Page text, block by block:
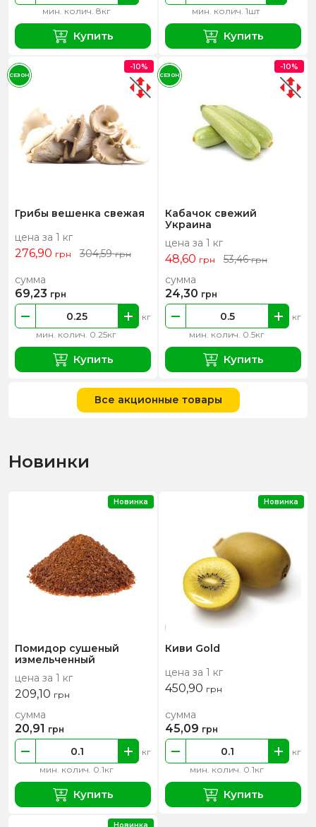
мин. колич. 8кг
Купить
мин. колич. 1шт
Купить
Грибы вешенка свежая
цена за 1 кг
276,90 грн 304,59грн
мин. колич. 0.25кг
кг
сумма
69,23 грн
Купить
-10%
СЕЗОН
Кабачок свежий
Украина
цена за 1 кг
48,60 грн 53,46грн
мин. колич. 0.5кг
кг
сумма
24,30 грн
Купить
-10%
СЕЗОН
Все акционные товары
Новинки
Помидор сушеный
измельченный
цена за 1 кг
209,10 грн
мин. колич. 0.1кг
кг
сумма
20,91 грн
Купить
Новинка
Киви Gold
цена за 1 кг
450,90 грн
мин. колич. 0.1кг
кг
сумма
45,09 грн
Купить
Новинка